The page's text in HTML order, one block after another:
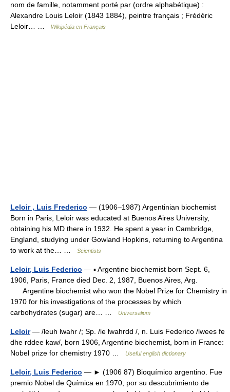
nom de famille, notamment porté par (ordre alphabétique) :
Alexandre Louis Leloir (1843 1884), peintre français ; Frédéric
Leloir… …
Wikipédia en Français
Leloir , Luis Frederico — (1906–1987) Argentinian biochemist
Born in Paris, Leloir was educated at Buenos Aires University,
obtaining his MD there in 1932. He spent a year in Cambridge,
England, studying under Gowland Hopkins, returning to Argentina
to work at the… …
Scientists
Leloir, Luis Federico — ▪ Argentine biochemist born Sept. 6,
1906, Paris, France died Dec. 2, 1987, Buenos Aires, Arg.
Argentine biochemist who won the Nobel Prize for Chemistry in
1970 for his investigations of the processes by which
carbohydrates (sugar) are… …
Universalium
Leloir— /leuh lwahr /; Sp. /le lwahrdd /, n. Luis Federico /lwees fe
dhe rddee kaw/, born 1906, Argentine biochemist, born in France:
Nobel prize for chemistry 1970 …
Useful english dictionary
Leloir, Luis Federico — ► (1906 87) Bioquímico argentino. Fue
premio Nobel de Química en 1970, por su descubrimiento de